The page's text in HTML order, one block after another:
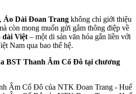
Áo Dài Đoan Trang không chỉ giới thiệu
còn mong muốn gửi gắm thông điệp về
dài Việt– một di sản văn hóa gắn liền với
Nam qua bao thế hệ.
BST Thanh Âm Cố Đô tại chương